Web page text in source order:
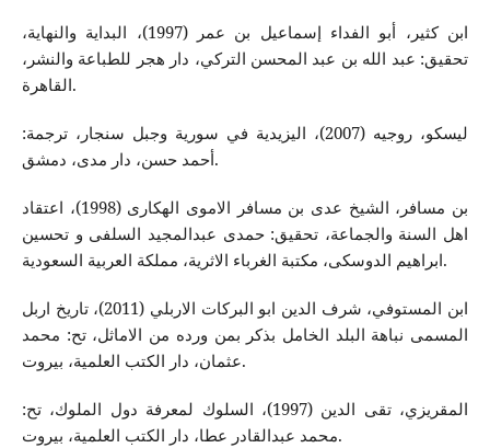
ابن كثیر، أبو الفداء إسماعيل بن عمر (1997)، البداية والنهاية،
تحقيق: عبد الله بن عبد المحسن التركي، دار هجر للطباعة والنشر،
القاهرة.
ليسكو، روجيه (2007)،‌ اليزيدية في سورية وجبل سنجار، ترجمة:
أحمد حسن، دار مدى، دمشق.
بن مسافر، الشیخ عدی بن مسافر الاموی الهكاری (1998)، اعتقاد
اهل السنة والجماعة، تحقیق: حمدی عبدالمجید السلفی و تحسین
ابراهیم الدوسكی، مكتبة الغرباء الاثریة، مملكة العربیة السعودیة.
ابن المستوفي، شرف الدين ابو البركات الاربلي (2011)، تاريخ اربل
المسمى نباهة البلد الخامل بذكر بمن ورده‌ من الاماثل، تح: محمد
عثمان، دار الكتب العلمية، بيروت.
المقريزي، تقی الدین (1997)، السلوك لمعرفة دول الملوك، تح:
محمد عبدالقادر عطا، دار الكتب العلمية، بيروت.